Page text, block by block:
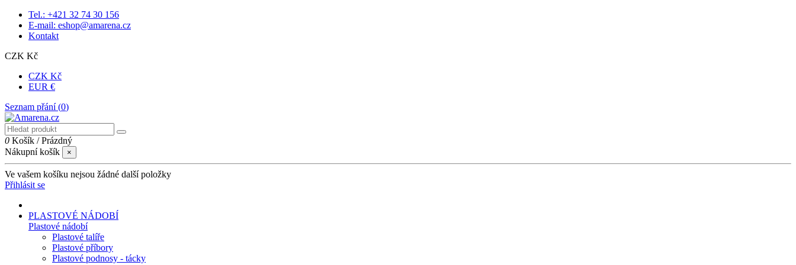
Tel.: +421 32 74 30 156
E-mail: eshop@amarena.cz
Kontakt
CZK Kč
CZK Kč
EUR €
Seznam přání (0)
0 Košík /Prázdný
Nákupní košík
×
Ve vašem košíku nejsou žádné další položky
Přihlásit se
PLASTOVÉ NÁDOBÍ
Plastové nádobí
Plastové talíře
Plastové příbory
Plastové podnosy - tácky